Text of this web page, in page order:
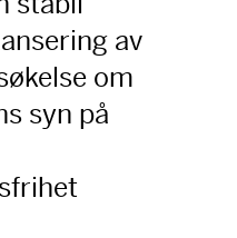
av
om
syn på